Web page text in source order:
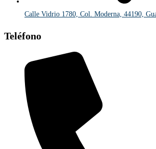
Calle Vidrio 1780, Col. Moderna, 44190,
Teléfono